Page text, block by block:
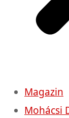
Magazin
Mohácsi